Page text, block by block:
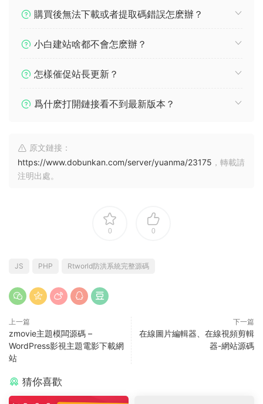
購買後無法下載或者提取碼錯誤怎麽辦？
小白建站啥都不會怎麽辦？
怎樣催促站長更新？
爲什麽打開鏈接看不到最新版本？
原文鏈接：
https://www.dobunkan.com/server/yuanma/23175 ，轉載請
注明出處。
0 0
JS PHP Rtworld防洪系統完整源碼
上一篇
zmovie主題模闆源碼 –
WordPress影視主題電影下載網
站
下一篇
在線圖片編輯器、在線視頻剪輯
器-網站源碼
猜你喜歡